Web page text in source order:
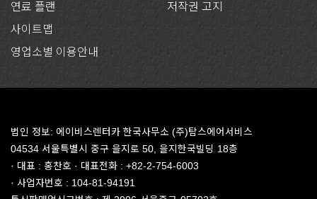
연료 플랜
사이트맵
영업소별 이용안내
저작권 고지
법인 정보: 에이비스렌터카 한국사무소 (주)탐스에어서비스
04534 서울특별시 중구 을지로 50, 을지한국빌딩 18층
· 대표 : 홍찬호 · 대표전화 : +82-2-754-6003
· 사업자번호 : 104-81-94191